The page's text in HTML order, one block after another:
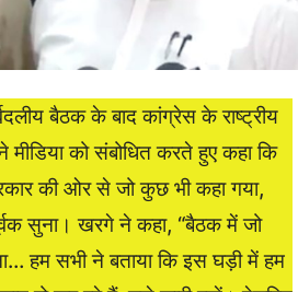
बैठक के बाद कांग्रेस के राष्ट्रीय
मीडिया को संबोधित करते हुए कहा कि
की ओर से जो कुछ भी कहा गया,
सुना। खरगे ने कहा, “बैठक में जो
हम सभी ने बताया कि इस घड़ी में हम